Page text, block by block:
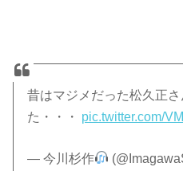
昔はマジメだった松久正
た・・・ pic.twitter.com/
— 今川杉作